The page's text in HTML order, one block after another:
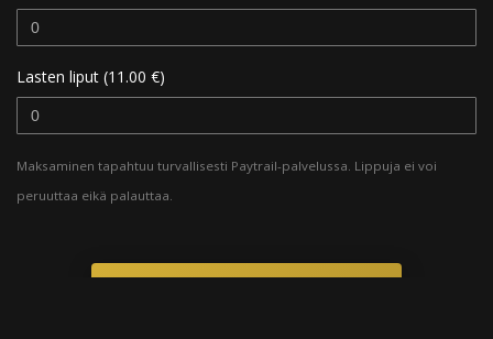
Lasten liput (11.00 €)
Maksaminen tapahtuu turvallisesti Paytrail-palvelussa. Lippuja ei voi
peruuttaa eikä palauttaa.